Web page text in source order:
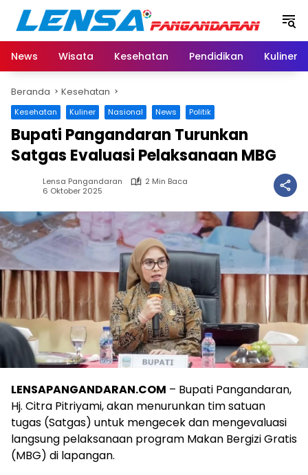
Langsung
konten
News
Wisata Kesehatan Pendidikan Kuliner
Beranda Kesehatan
Kesehatan Kuliner Nasional News Politik
Bupati Pangandaran Turunkan
Satgas Evaluasi Pelaksanaan MBG
Lensa Pangandaran
2 Min Baca
6 Oktober 2025
LENSAPANGANDARAN.COM – Bupati Pangandaran,
Hj. Citra Pitriyami, akan menurunkan tim satuan
tugas (Satgas) untuk mengecek dan mengevaluasi
langsung pelaksanaan program Makan Bergizi Gratis
(MBG) di lapangan.